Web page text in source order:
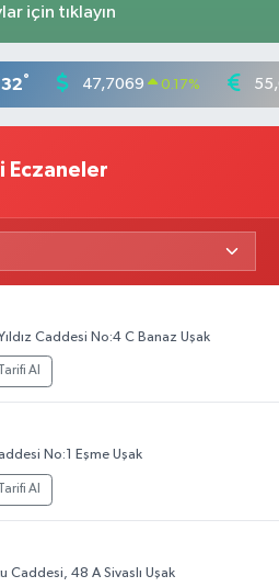
için tıklayın
32° 47,7069 0.17%
Eczaneler
Caddesi No:4 C Banaz Uşak
Al
No:1 Eşme Uşak
Al
Caddesi, 48 A Sivaslı Uşak